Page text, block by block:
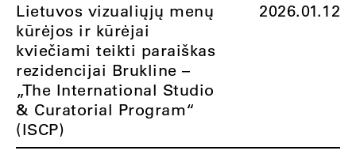
Lietuvos vizualiųjų menų
kūrėjos ir kūrėjai
kviečiami teikti paraiškas
rezidencijai Brukline –
„The International Studio
& Curatorial Program“
(ISCP)
2026.01.12